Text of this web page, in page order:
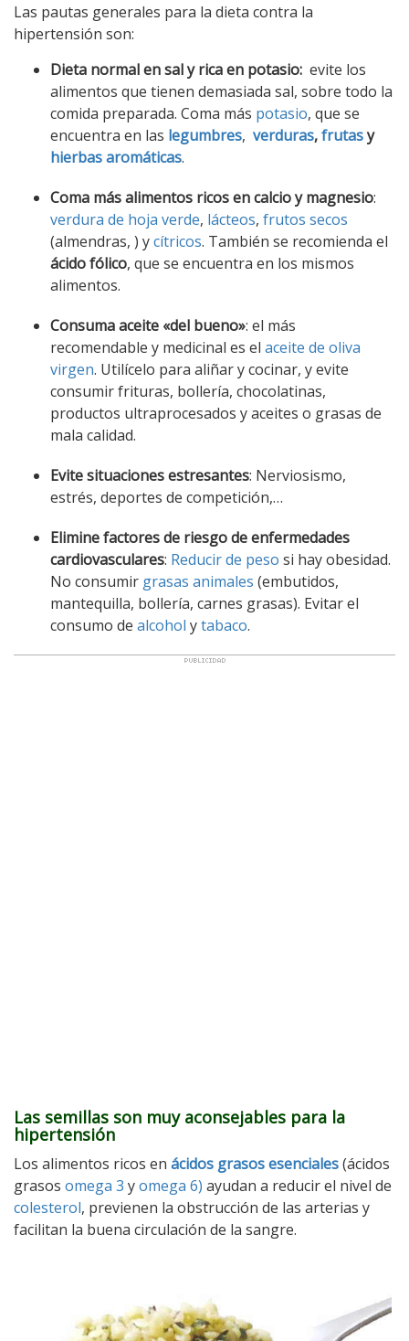
Las pautas generales para la dieta contra la
hipertensión son:
Dieta normal en sal y rica en potasio: evite los
alimentos que tienen demasiada sal, sobre todo la
comida preparada. Coma más potasio, que se
encuentra en las legumbres, verduras,frutasy
hierbas aromáticas.
Coma más alimentos ricos en calcio y magnesio:
verdura de hoja verde, lácteos, frutos secos
(almendras, ) ycítricos. También se recomienda el
ácido fólico, que se encuentra en los mismos
alimentos.
Consuma aceite «del bueno»: el más
recomendable y medicinal es el aceite de oliva
virgen. Utilícelo para aliñar y cocinar, y evite
consumir frituras, bollería, chocolatinas,
productos ultraprocesados y aceites o grasas de
mala calidad.
Evite situaciones estresantes: Nerviosismo,
estrés, deportes de competición,…
Elimine factores de riesgo de enfermedades
cardiovasculares: Reducir de peso si hay obesidad.
No consumir grasas animales (embutidos,
mantequilla, bollería, carnes grasas). Evitar el
consumo de alcohol ytabaco.
Las semillas son muy aconsejables para la
hipertensión
Los alimentos ricos en ácidos grasos esenciales(ácidos
grasos omega 3 yomega 6) ayudan a reducir el nivel de
colesterol, previenen la obstrucción de las arterias y
facilitan la buena circulación de la sangre.